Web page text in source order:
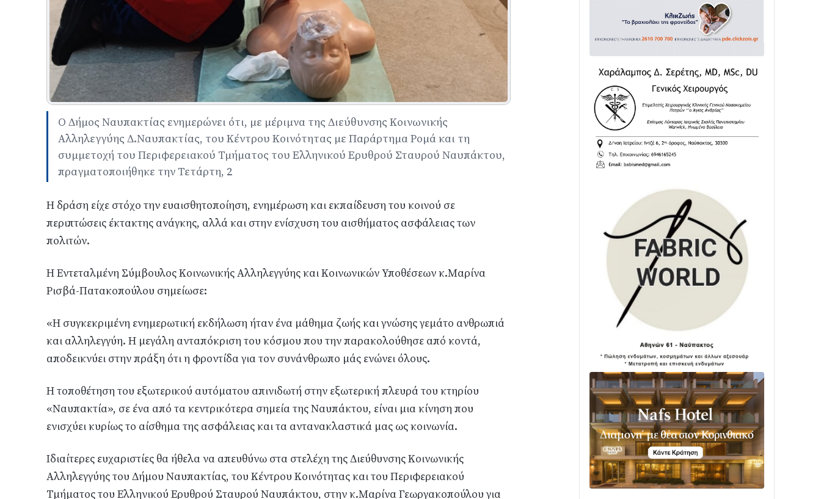
Ο Δήμος Ναυπακτίας ενημερώνει ότι, με μέριμνα της Διεύθυνσης Κοινωνικής
Αλληλεγγύης Δ.Ναυπακτίας, του Κέντρου Κοινότητας με Παράρτημα Ρομά και τη
συμμετοχή του Περιφερειακού Τμήματος του Ελληνικού Ερυθρού Σταυρού Ναυπάκτου,
πραγματοποιήθηκε την Τετάρτη, 2
Η δράση είχε στόχο την ευαισθητοποίηση, ενημέρωση και εκπαίδευση του κοινού σε
περιπτώσεις έκτακτης ανάγκης, αλλά και στην ενίσχυση του αισθήματος ασφάλειας των
πολιτών.
Η Εντεταλμένη Σύμβουλος Κοινωνικής Αλληλεγγύης και Κοινωνικών Υποθέσεων κ.Μαρίνα
Ρισβά-Πατακοπούλου σημείωσε:
«Η συγκεκριμένη ενημερωτική εκδήλωση ήταν ένα μάθημα ζωής και γνώσης γεμάτο ανθρωπιά
και αλληλεγγύη. Η μεγάλη ανταπόκριση του κόσμου που την παρακολούθησε από κοντά,
αποδεικνύει στην πράξη ότι η φροντίδα για τον συνάνθρωπο μάς ενώνει όλους.
Η τοποθέτηση του εξωτερικού αυτόματου απινιδωτή στην εξωτερική πλευρά του κτηρίου
«Ναυπακτία», σε ένα από τα κεντρικότερα σημεία της Ναυπάκτου, είναι μια κίνηση που
ενισχύει κυρίως το αίσθημα της ασφάλειας και τα αντανακλαστικά μας ως κοινωνία.
Ιδιαίτερες ευχαριστίες θα ήθελα να απευθύνω στα στελέχη της Διεύθυνσης Κοινωνικής
Αλληλεγγύης του Δήμου Ναυπακτίας, του Κέντρου Κοινότητας και του Περιφερειακού
Τμήματος του Ελληνικού Ερυθρού Σταυρού Ναυπάκτου, στην κ.Μαρίνα Γεωργακοπούλου για